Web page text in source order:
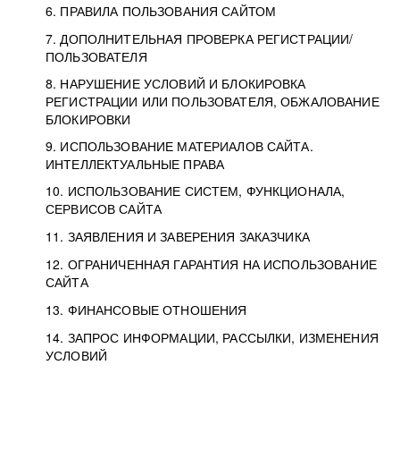
6. ПРАВИЛА ПОЛЬЗОВАНИЯ САЙТОМ
7. ДОПОЛНИТЕЛЬНАЯ ПРОВЕРКА РЕГИСТРАЦИИ/
ПОЛЬЗОВАТЕЛЯ
8. НАРУШЕНИЕ УСЛОВИЙ И БЛОКИРОВКА
РЕГИСТРАЦИИ ИЛИ ПОЛЬЗОВАТЕЛЯ, ОБЖАЛОВАНИЕ
БЛОКИРОВКИ
9. ИСПОЛЬЗОВАНИЕ МАТЕРИАЛОВ САЙТА.
ИНТЕЛЛЕКТУАЛЬНЫЕ ПРАВА
10. ИСПОЛЬЗОВАНИЕ СИСТЕМ, ФУНКЦИОНАЛА,
СЕРВИСОВ САЙТА
11. ЗАЯВЛЕНИЯ И ЗАВЕРЕНИЯ ЗАКАЗЧИКА
12. ОГРАНИЧЕННАЯ ГАРАНТИЯ НА ИСПОЛЬЗОВАНИЕ
САЙТА
13. ФИНАНСОВЫЕ ОТНОШЕНИЯ
14. ЗАПРОС ИНФОРМАЦИИ, РАССЫЛКИ, ИЗМЕНЕНИЯ
УСЛОВИЙ